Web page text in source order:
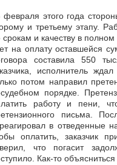
февраля этого года
и третьему этапу.
срокам и качеству в
на оплату оставшейся
составила 550
исполнитель
потом направил
порядке.
работу и пени,
письма.
в отведенные
оплатить, заказчик
что погасит
Как-то